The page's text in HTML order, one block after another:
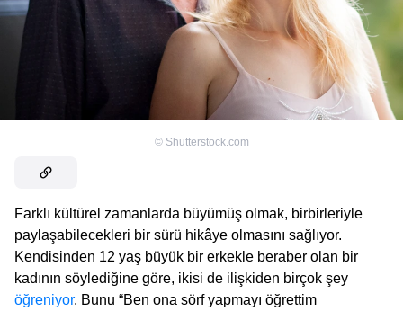
© Shutterstock.com
Farklı kültürel zamanlarda büyümüş olmak, birbirleriyle
paylaşabilecekleri bir sürü hikâye olmasını sağlıyor.
Kendisinden 12 yaş büyük bir erkekle beraber olan bir
kadının söylediğine göre, ikisi de ilişkiden birçok şey
öğreniyor. Bunu “Ben ona sörf yapmayı öğrettim